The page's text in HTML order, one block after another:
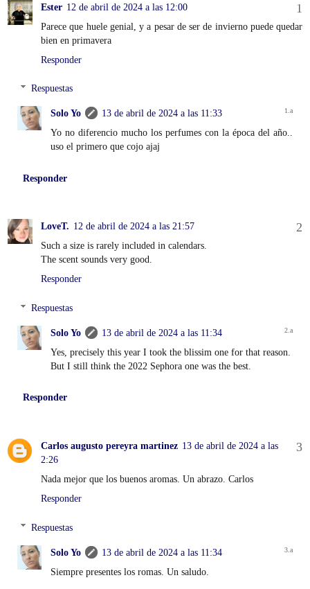
Ester 12 de abril de 2024 a las 12:00
Parece que huele genial, y a pesar de ser de invierno puede quedar
bien en primavera
Responder
Respuestas
Solo Yo
13 de abril de 2024 a las 11:33
Yo no diferencio mucho los perfumes con la época del año..
uso el primero que cojo ajaj
Responder
LoveT. 12 de abril de 2024 a las 21:57
Such a size is rarely included in calendars.
The scent sounds very good.
Responder
Respuestas
Solo Yo
13 de abril de 2024 a las 11:34
Yes, precisely this year I took the blissim one for that reason.
But I still think the 2022 Sephora one was the best.
Responder
Carlos augusto pereyra martinez 13 de abril de 2024 a las
2:26
Nada mejor que los buenos aromas. Un abrazo. Carlos
Responder
Respuestas
Solo Yo
13 de abril de 2024 a las 11:34
Siempre presentes los romas. Un saludo.